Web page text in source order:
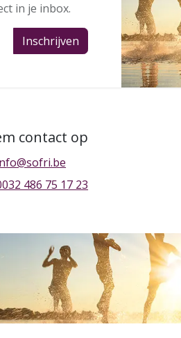
in je inbox.
Inschrijven
contact op
486 75 17 23